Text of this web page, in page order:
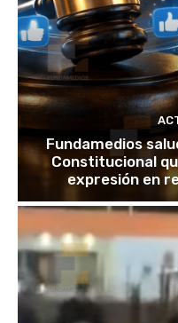
Fundamedios
Constitucional
expresión en